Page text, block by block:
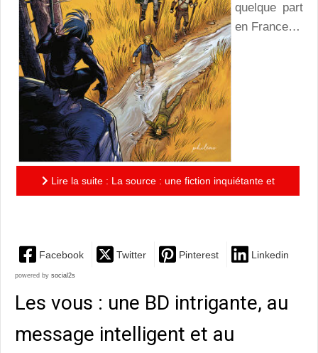
quelque part
en France…
Lire la suite : La source : une fiction inquiétante et
Facebook Twitter Pinterest Linkedin
powered by social2s
Les vous : une BD intrigante, au
message intelligent et au